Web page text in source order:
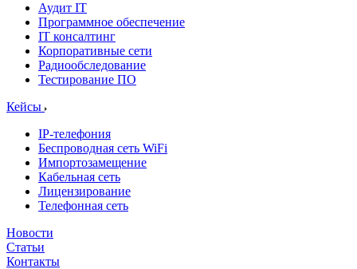
Аудит IT
Программное обеспечение
IT консалтинг
Корпоративные сети
Радиообследование
Тестирование ПО
Кейсы
IP-телефония
Беспроводная сеть WiFi
Импортозамещение
Кабельная сеть
Лицензирование
Телефонная сеть
Новости
Статьи
Контакты